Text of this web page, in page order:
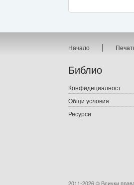
Начало |
Библио
Конфидециалност
Общи условия
Ресурси
2011-2026 © Всички